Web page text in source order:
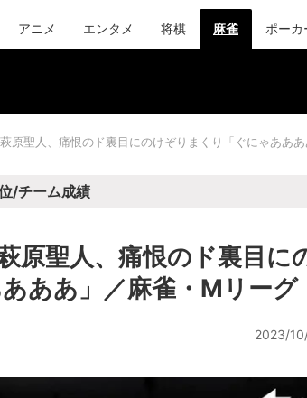
アニメ エンタメ 将棋 麻雀 ポーカ
原聖人、痛恨のド裏目にのけぞりまくり「ぐにゃあああ
/チーム成績
原聖人、痛恨のド裏目に
ああ」／麻雀・Mリーグ
2023/